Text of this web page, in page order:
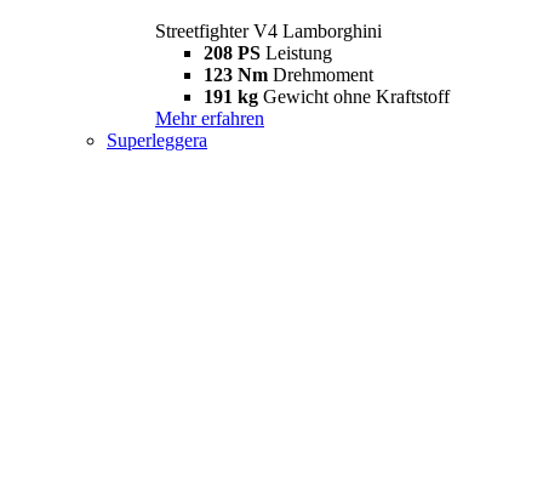
Streetfighter V4 Lamborghini
208 PS Leistung
123 Nm Drehmoment
191 kg Gewicht ohne Kraftstoff
Mehr erfahren
Superleggera